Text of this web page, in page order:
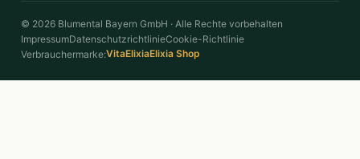
© 2026 Blumental Bayern GmbH · Alle Rechte vorbehalten
ImpressumDatenschutzrichtlinieCookie-Richtlinie
Verbrauchermarke:VitaElixiaElixia Shop